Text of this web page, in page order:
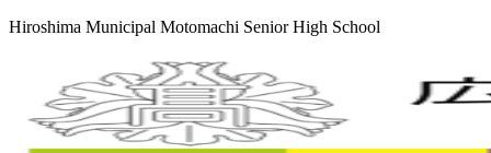
Hiroshima Municipal Motomachi Senior High School